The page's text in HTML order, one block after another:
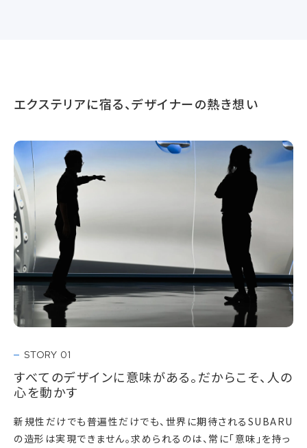
エクステリアに宿る、デザイナーの熱き想い
STORY 01
すべてのデザインに意味がある。だからこそ、人の
心を動かす
新規性だけでも普遍性だけでも、世界に期待されるSUBARU
の造形は実現できません。求められるのは、常に「意味」を持っ